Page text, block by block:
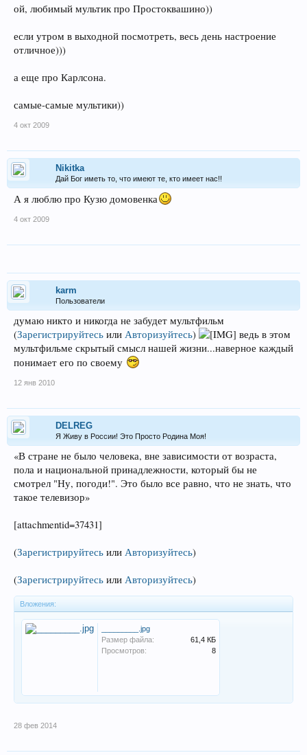
ой, любимый мультик про Простоквашино))
если утром в выходной посмотреть, весь день настроение
отличное)))
а еще про Карлсона.
самые-самые мультики))
4 окт 2009
Nikitka
Дай Бог иметь то, что имеют те, кто имеет нас!!
А я люблю про Кузю домовенка
4 окт 2009
karm
Пользователи
думаю никто и никогда не забудет мультфильм
(Зарегистрируйтесь или Авторизуйтесь)
ведь в этом
мультфильме скрытый смысл нашей жизни...наверное каждый
понимает его по своему
12 янв 2010
DELREG
Я Живу в России! Это Просто Родина Моя!
«В стране не было человека, вне зависимости от возраста,
пола и национальной принадлежности, который бы не
смотрел "Ну, погоди!". Это было все равно, что не знать, что
такое телевизор»
[attachmentid=37431]
(Зарегистрируйтесь или Авторизуйтесь)
(Зарегистрируйтесь или Авторизуйтесь)
Вложения:
_________.jpg
Размер файла:
61,4 КБ
Просмотров:
8
28 фев 2014